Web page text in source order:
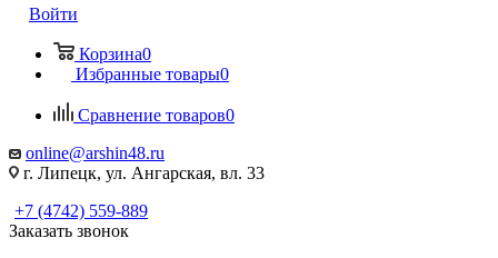
Войти
Корзина0
Избранные товары0
Сравнение товаров0
online@arshin48.ru
г. Липецк, ул. Ангарская, вл. 33
+7 (4742) 559-889
Заказать звонок